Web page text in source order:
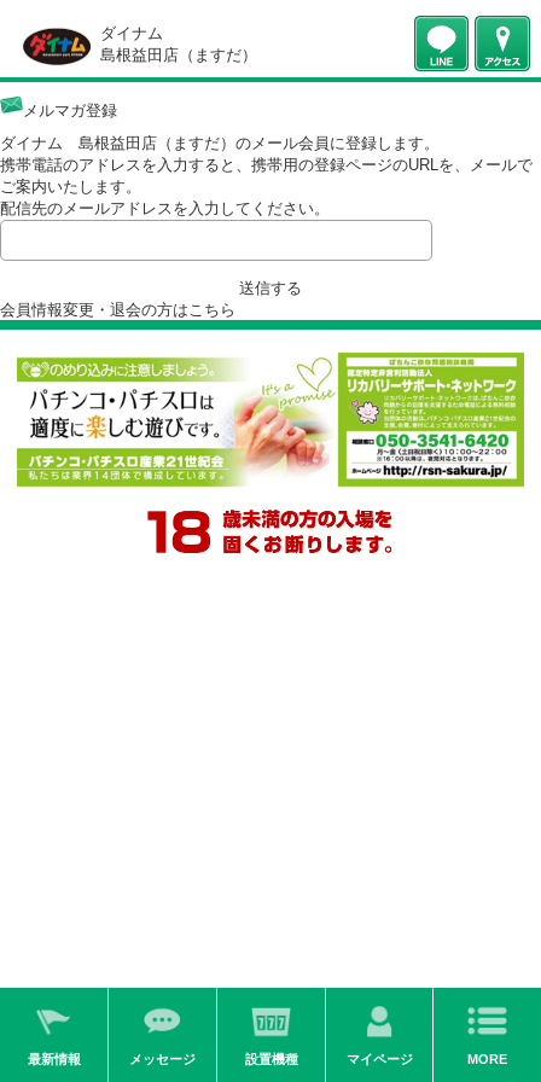
ダイナム
島根益田店（ますだ）
メルマガ登録
ダイナム 島根益田店（ますだ）のメール会員に登録します。
携帯電話のアドレスを入力すると、携帯用の登録ページのURLを、メー
ご案内いたします。
配信先のメールアドレスを入力してください。
会員情報変更・退会の方はこちら